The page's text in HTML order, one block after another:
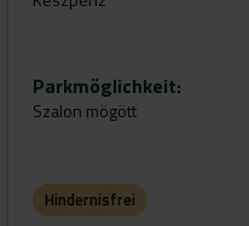
Parkmöglichkeit:
Szalon mögött
Hindernisfrei